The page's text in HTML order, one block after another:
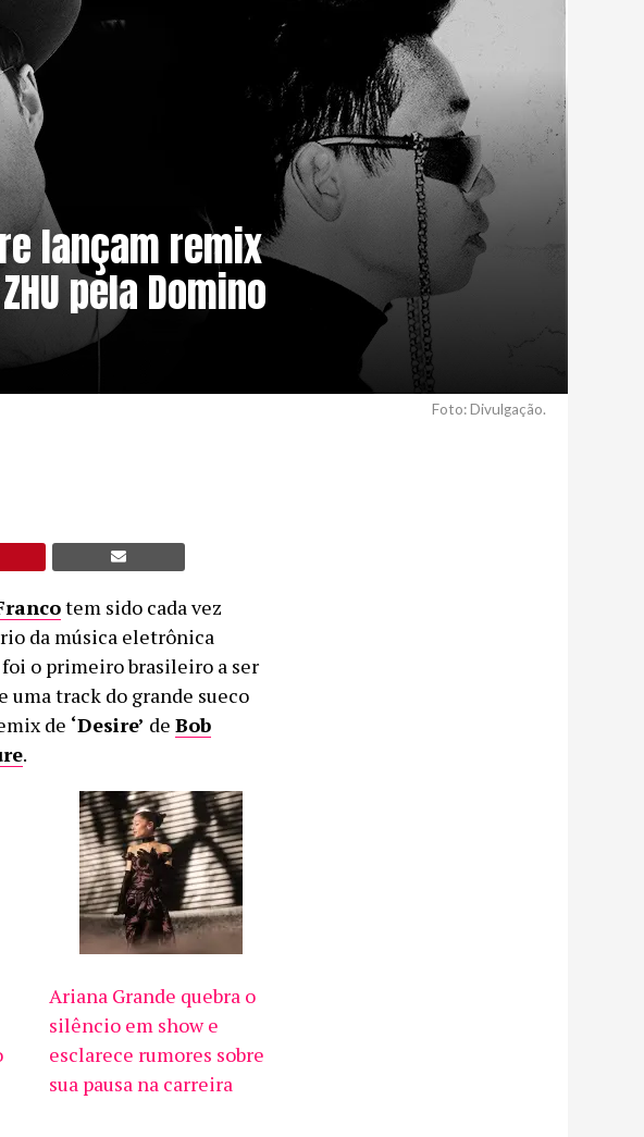
lançam remix
pela Domino
Foto: Divulgação.
tem sido cada vez
da música eletrônica
o primeiro brasileiro a ser
track do grande sueco
de ‘Desire’ deBob
.
Ariana Grande quebra o
silêncio em show e
esclarece rumores sobre
sua pausa na carreira